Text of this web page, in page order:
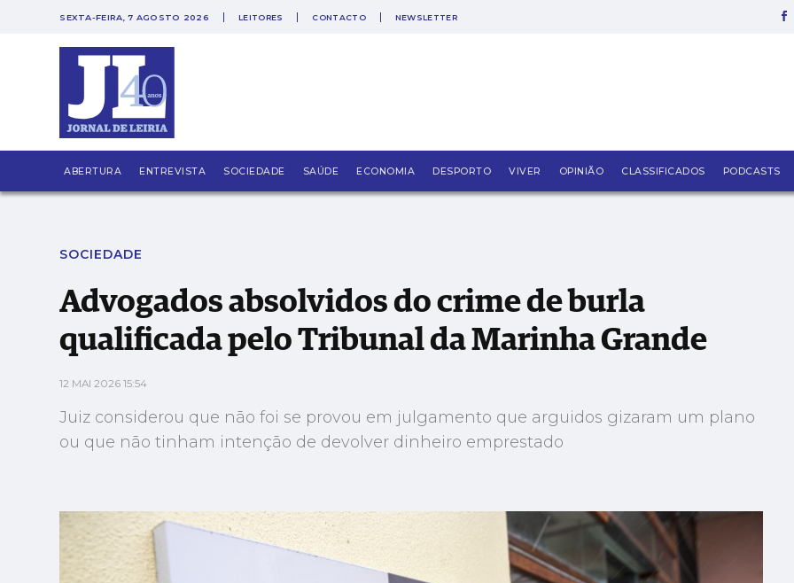
SEXTA-FEIRA, 7 AGOSTO 2026 LEITORES CONTACTO NEWSLETTER
ABERTURA ENTREVISTA SOCIEDADE SAÚDE ECONOMIA DESPORTO VIVER OPINIÃO CLASSIFICADOS PODCASTS
Advogados absolvidos do crime de burla qualificada pelo Tribunal da Marinha Grande
SOCIEDADE
Advogados absolvidos do crime de burla
qualificada pelo Tribunal da Marinha Grande
12 MAI 2026 15:54
Juiz considerou que não foi se provou em julgamento que arguidos gizaram um plano
ou que não tinham intenção de devolver dinheiro emprestado